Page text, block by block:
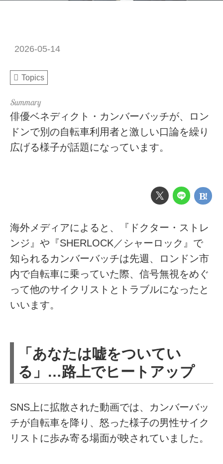
2026-05-14
Topics
俳優ベネディクト・カンバーバッチが、ロン
ドンで別の自転車利用者と激しい口論を繰り
広げる様子が話題になっています。
海外メディアによると、『ドクター・ストレ
ンジ』や『SHERLOCK／シャーロック』で
知られるカンバーバッチは先週、ロンドン市
内で自転車に乗っていた際、信号無視をめぐ
って他のサイクリストとトラブルになったと
いいます。
「あなたは嘘をついてい
る」…路上でヒートアップ
SNS上に拡散された動画では、カンバーバッ
チが自転車を降り、怒った様子の男性サイク
リストに歩み寄る場面が映されていました。